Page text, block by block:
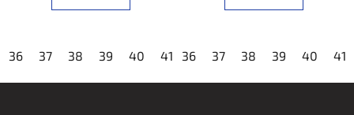
36 37 38 39 40 41 42 43 44 45 46
36 37 38 39 40 41